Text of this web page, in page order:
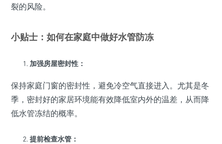
裂的风险。
小贴士：如何在家庭中做好水管防冻
加强房屋密封性：
保持家庭门窗的密封性，避免冷空气直接进入。尤其是冬
季，密封好的家居环境能有效降低室内外的温差，从而降
低水管冻结的概率。
提前检查水管：